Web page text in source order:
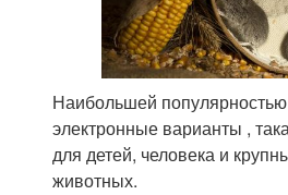
Наибольшей
электронные варианты ,
для детей, человека и
животных.